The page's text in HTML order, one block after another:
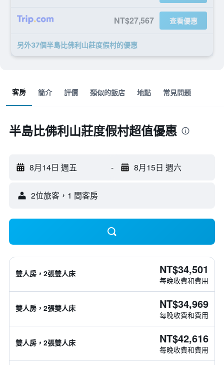
NT$27,567 查看優惠
另外37個半島比佛利山莊度假村​的優惠
客房 簡介 評價 類似的飯店 地點 常見問題
半島比佛利山莊度假村超值優惠
8月14日 週五 - 8月15日 週六
2位旅客，1 間客房
雙人房，2張雙人床 NT$34,501
每晚收費和費用
雙人房，2張雙人床 NT$34,969
每晚收費和費用
雙人房，2張雙人床 NT$42,616
每晚收費和費用